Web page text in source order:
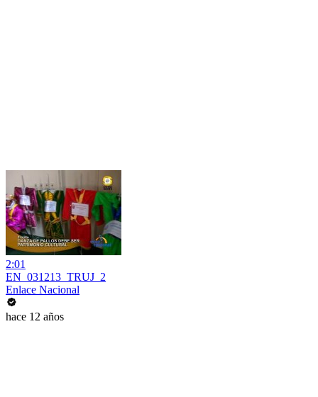
2:01
EN_031213_TRUJ_2
Enlace Nacional
hace 12 años